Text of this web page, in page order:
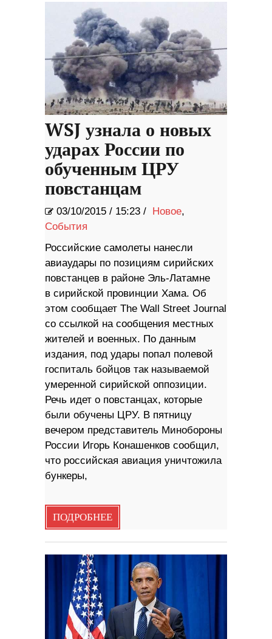
WSJ узнала о новых
ударах России по
обученным ЦРУ
повстанцам
03/10/2015 / 15:23 / Новое,
События
Российские самолеты нанесли
авиаудары по позициям сирийских
повстанцев в районе Эль-Латамне
в сирийской провинции Хама. Об
этом сообщает The Wall Street Journal
со ссылкой на сообщения местных
жителей и военных. По данным
издания, под удары попал полевой
госпиталь бойцов так называемой
умеренной сирийской оппозиции.
Речь идет о повстанцах, которые
были обучены ЦРУ. В пятницу
вечером представитель Минобороны
России Игорь Конашенков сообщил,
что российская авиация уничтожила
бункеры,
ПОДРОБНЕЕ